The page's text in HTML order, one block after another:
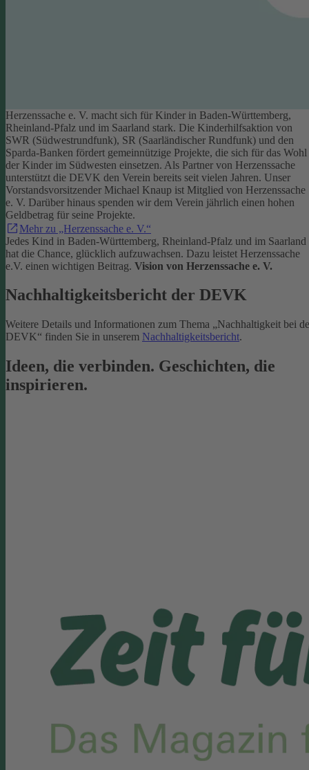
Herzenssache e. V. macht sich für Kinder in Baden-Württemberg,
Rheinland-Pfalz und im Saarland stark. Die Kinderhilfsaktion von
SWR (Südwestrundfunk), SR (Saarländischer Rundfunk) und den
Sparda-Banken fördert gemeinnützige Projekte, die sich für das Wohl
der Kinder im Südwesten einsetzen. Als Partner von Herzenssache
unterstützt die DEVK den Verein bereits seit vielen Jahren. Unser
Vorstandsvorsitzender Michael Knaup ist Mitglied von Herzenssache
e. V. Darüber hinaus spenden wir dem Verein jährlich einen hohen
Geldbetrag für seine Projekte.
Mehr zu „Herzenssache e. V.“
Jedes Kind in Baden-Württemberg, Rheinland-Pfalz und im Saarland
hat die Chance, glücklich aufzuwachsen. Dazu leistet Herzenssache
e.V. einen wichtigen Beitrag. Vision von Herzenssache e. V.
Nachhaltigkeitsbericht der DEVK
Weitere Details und Informationen zum Thema „Nachhaltigkeit bei
DEVK“ finden Sie in unserem Nachhaltigkeitsbericht.
Ideen, die verbinden. Geschichten, die
inspirieren.